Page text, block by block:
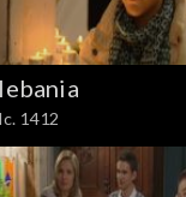
1100
1200
1300
1412